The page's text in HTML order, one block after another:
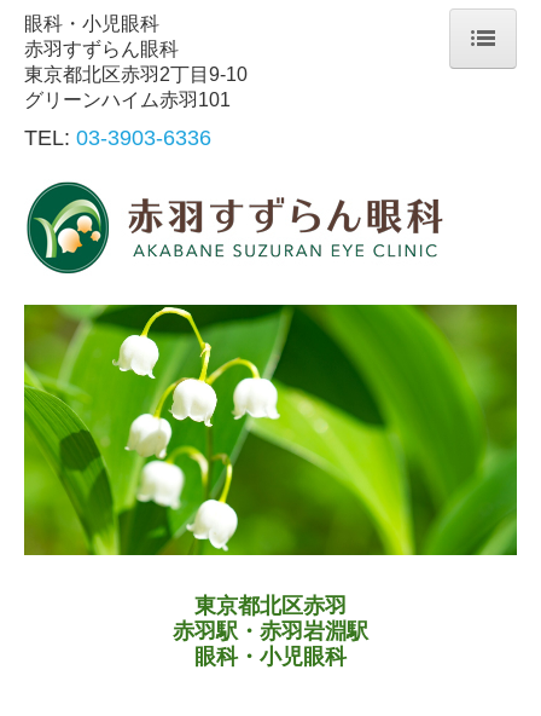
ホーム
院長紹介
交通案内
個人情報保護方針
眼科・小児眼科
赤羽すずらん眼科
東京都北区赤羽2丁目9-10
グリーンハイム赤羽101
TEL: 03-3903-6336
東京都北区赤羽
赤羽駅・ 赤羽岩淵駅
眼科・小児眼科